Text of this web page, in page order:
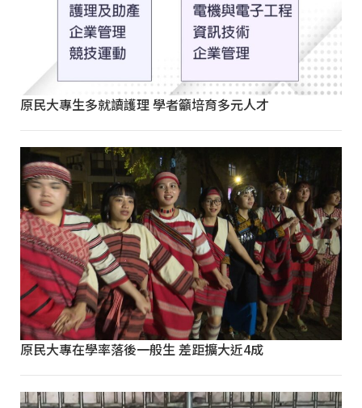
原民大專生多就讀護理 學者籲培育多元人才
原民大專在學率落後一般生 差距擴大近4成